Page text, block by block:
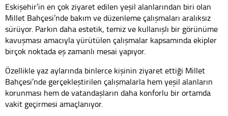
Eskişehir’in en çok ziyaret edilen yeşil alanlarından biri olan
Millet Bahçesi’nde bakım ve düzenleme çalışmaları aralıksız
sürüyor. Parkın daha estetik, temiz ve kullanışlı bir görünüme
kavuşması amacıyla yürütülen çalışmalar kapsamında ekipler
birçok noktada eş zamanlı mesai yapıyor.
Özellikle yaz aylarında binlerce kişinin ziyaret ettiği Millet
Bahçesi’nde gerçekleştirilen çalışmalarla hem yeşil alanların
korunması hem de vatandaşların daha konforlu bir ortamda
vakit geçirmesi amaçlanıyor.